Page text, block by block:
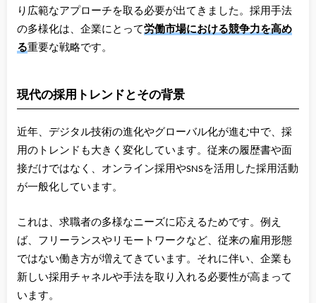
り広範なアプローチを取る必要が出てきました。採用手法
の多様化は、企業にとって労働市場における競争力を高め
る重要な戦略です。
現代の採用トレンドとその背景
近年、デジタル技術の進化やグローバル化が進む中で、採
用のトレンドも大きく変化しています。従来の履歴書や面
接だけではなく、オンライン採用やSNSを活用した採用活動
が一般化しています。
これは、求職者の多様なニーズに応えるためです。例え
ば、フリーランスやリモートワークなど、従来の雇用形態
ではない働き方が増えてきています。それに伴い、企業も
新しい採用チャネルや手法を取り入れる必要性が高まって
います。